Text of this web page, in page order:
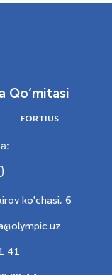
Qo‘mitasi
FORTIUS
ko'chasi, 6
41